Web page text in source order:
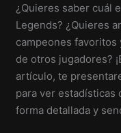
¿Quieres saber cuál
Legends? ¿Quieres
campeones favoritos
de otros jugadores?
artículo, te
para ver estadísticas
forma detallada y